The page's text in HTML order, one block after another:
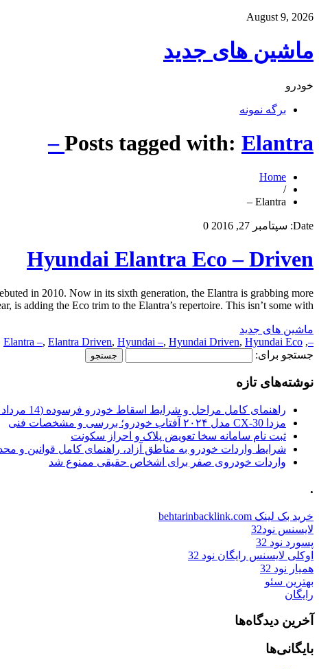
August 9, 2026
ماشین های جدید
خودرو
برگه نمونه
Posts tagged with: Elantra –
Home
/
Elantra –
Date: سپتامبر 27, 2016 0
Hyundai Elantra Eco – Driven
in 2010. Now in its sixth generation, the Elantra is grabbing more
is adding the Eco trim to the Elantra’s repertoire. This isn’t some with […]
ماشین های جدید
–
,
Elantra –, Elantra Driven, Hyundai –, Hyundai Driven, Hyundai Eco
جستجو برای:
نوشته‌های تازه
راهنمای کامل مراحل و شرایط اسقاط خودرو فرسوده (14 مرداد 1405)
مزدا CX-30 مدل ۲۰۲۴ آفتاب خودرو؛ بررسی و مشخصات فنی
ثبت نام سامانه سخا تعویض پلاک و احراز سکونت
شرایط واردات خودرو به مناطق آزاد، راهنمای کامل قوانین و
واردات خودروی صفر برای اشخاص حقیقی ممنوع شد
.
خرید بک لینک behtarinbacklink.com
لایسنس نود32
پسورد نود 32
اوکلی لایسنس رایگان نود 32
همیار نود 32
بهترین سئو
رایگان
آخرین دیدگاه‌ها
بایگانی‌ها